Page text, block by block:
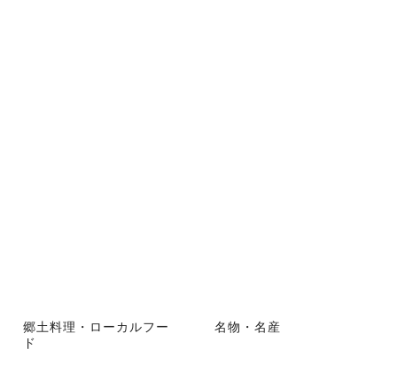
郷土料理・ローカルフー
ド
名物・名産